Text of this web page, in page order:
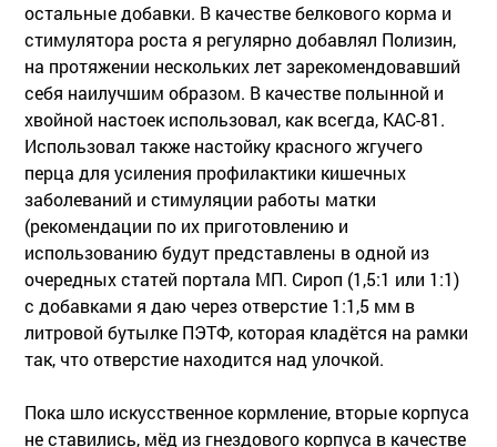
остальные добавки. В качестве белкового корма и
стимулятора роста я регулярно добавлял Полизин,
на протяжении нескольких лет зарекомендовавший
себя наилучшим образом. В качестве полынной и
хвойной настоек использовал, как всегда, КАС-81.
Использовал также настойку красного жгучего
перца для усиления профилактики кишечных
заболеваний и стимуляции работы матки
(рекомендации по их приготовлению и
использованию будут представлены в одной из
очередных статей портала МП. Сироп (1,5:1 или 1:1)
с добавками я даю через отверстие 1:1,5 мм в
литровой бутылке ПЭТФ, которая кладётся на рамки
так, что отверстие находится над улочкой.
Пока шло искусственное кормление, вторые корпуса
не ставились, мёд из гнездового корпуса в качестве